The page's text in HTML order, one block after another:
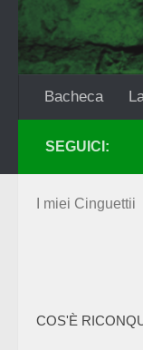
Bacheca
SEGUICI:
I miei Cinguettii
COS'È